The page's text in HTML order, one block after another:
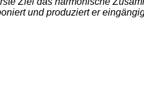
und produziert er